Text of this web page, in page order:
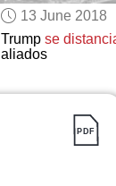
13 June 2018
Trump se
aliados